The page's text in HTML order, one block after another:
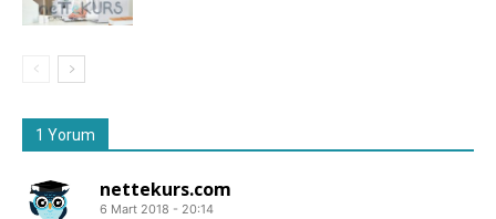
1 Yorum
nettekurs.com
6 Mart 2018 - 20:14